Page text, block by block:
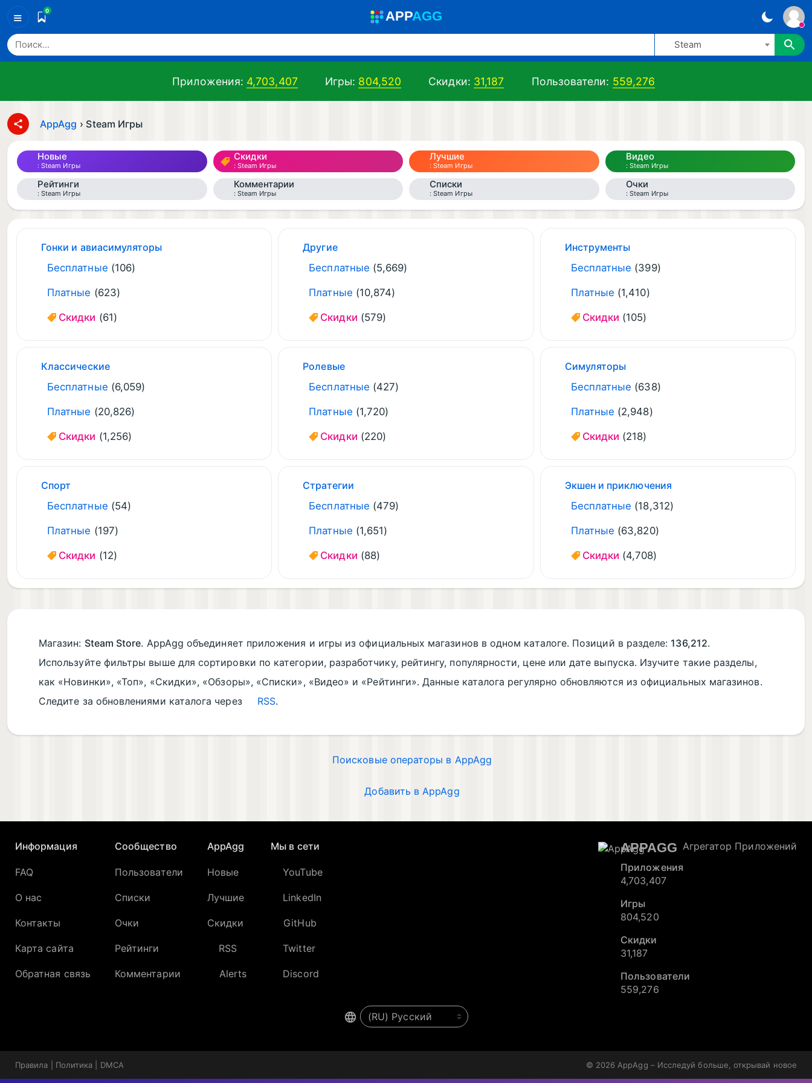
≡ 0 APPAGG
Steam
Приложения: 4,703,407 Игры: 804,520 Скидки: 31,187 Пользователи: 559,276
AppAgg › Steam Игры
Новые
Steam Игры
Скидки
Steam Игры
Лучшие
Steam Игры
Видео
Steam Игры
Рейтинги
Steam Игры
Комментарии
Steam Игры
Списки
Steam Игры
Очки
Steam Игры
Гонки и авиасимуляторы
Бесплатные (106)
Платные (623)
Скидки (61)
Другие
Бесплатные (5,669)
Платные (10,874)
Скидки (579)
Инструменты
Бесплатные (399)
Платные (1,410)
Скидки (105)
Классические
Бесплатные (6,059)
Платные (20,826)
Скидки (1,256)
Ролевые
Бесплатные (427)
Платные (1,720)
Скидки (220)
Симуляторы
Бесплатные (638)
Платные (2,948)
Скидки (218)
Спорт
Бесплатные (54)
Платные (197)
Скидки (12)
Стратегии
Бесплатные (479)
Платные (1,651)
Скидки (88)
Экшен и приключения
Бесплатные (18,312)
Платные (63,820)
Скидки (4,708)
Магазин: Steam Store. AppAgg объединяет приложения и игры из официальных магазинов в одном каталоге. Позиций в разделе: 136,212.
Используйте фильтры выше для сортировки по категории, разработчику, рейтингу, популярности, цене или дате выпуска. Изучите такие разделы,
как «Новинки», «Топ», «Скидки», «Обзоры», «Списки», «Видео» и «Рейтинги». Данные каталога регулярно обновляются из официальных магазинов.
Следите за обновлениями каталога через
RSS.
Поисковые операторы в AppAgg
Добавить в AppAgg
Информация
FAQ
О нас
Контакты
Карта сайта
Обратная связь
Сообщество
Пользователи
Списки
Очки
Рейтинги
Комментарии
AppAgg
Новые
Лучшие
Скидки
RSS
Alerts
Мы в сети
YouTube
LinkedIn
GitHub
Twitter
Discord
APPAGG Агрегатор Приложений
Приложения
4,703,407
Игры
804,520
Скидки
31,187
Пользователи
559,276
Правила Политика DMCA © 2026 AppAgg – Исследуй больше, открывай новое